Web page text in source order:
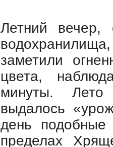
Летний вечер,
заметили
цвета,
минуты.
выдалось
день подобные
пределах